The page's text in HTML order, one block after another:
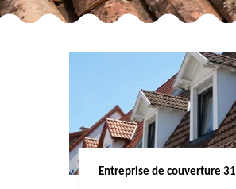
Entreprise de couverture 31